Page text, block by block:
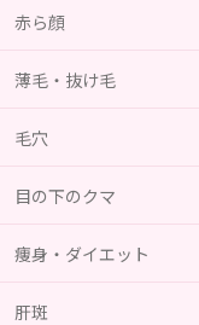
赤ら顔
薄毛・抜け毛
毛穴
目の下のクマ
痩身・ダイエット
肝斑